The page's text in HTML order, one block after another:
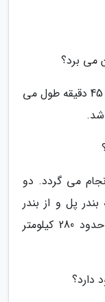
می برد؟
سفر هوایی از قشم به کیش معمولاً حدود 45 دقیقه طول می
می گردد. دو
پل و از بندر
چارک به بندر پل. این مسیرها معمولاً حدود 280 کیلومتر
دارد؟